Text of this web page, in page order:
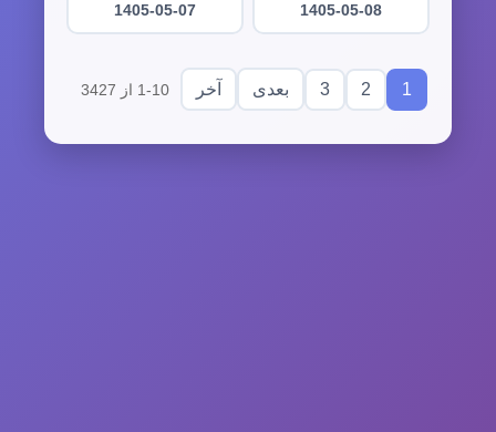
1405-05-08
1405-05-07
1
2
3 بعدی آخر 1-10 از 3427